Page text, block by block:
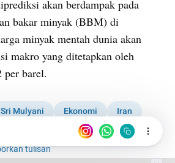
akan berdampak pada
bakar minyak (BBM) di
minyak mentah dunia akan
makro yang ditetapkan oleh
per barel.
Sri Mulyani Ekonomi
Iran
Israel
tulisan